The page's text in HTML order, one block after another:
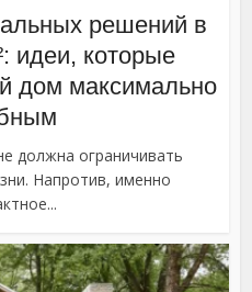
решений в
идеи, которые
дом максимально
должна ограничивать
Напротив, именно